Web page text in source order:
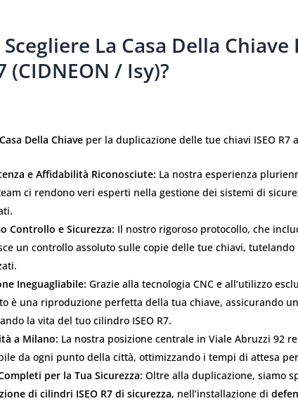
La Casa Della Chiave
(CIDNEON / Isy)?
Della Chiave per la duplicazione delle tue chiavi ISEO R7
e Affidabilità Riconosciute: La nostra esperienza
ci rendono veri esperti nella gestione dei sistemi di
Controllo e Sicurezza: Il nostro rigoroso protocollo, che
un controllo assoluto sulle copie delle tue chiavi,
Ineguagliabile: Grazie alla tecnologia CNC e all’utilizzo
è una riproduzione perfetta della tua chiave, assicurando
la vita del tuo cilindro ISEO R7.
a Milano: La nostra posizione centrale in Viale Abruzzi 92
da ogni punto della città, ottimizzando i tempi di attesa
per la Tua Sicurezza: Oltre alla duplicazione, siamo
di cilindri ISEO R7 di sicurezza, nell’installazione di